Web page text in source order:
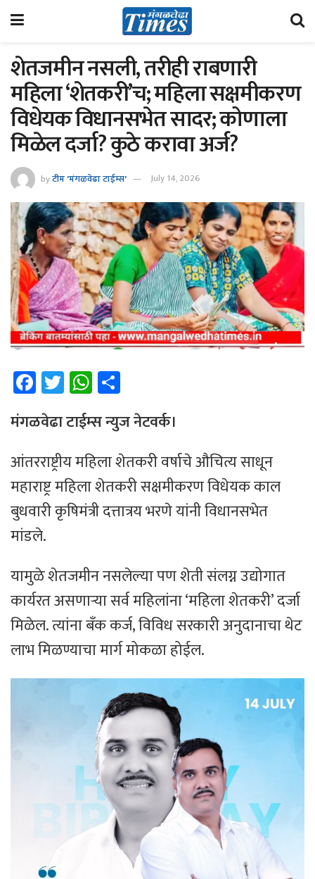
शेतजमीन नसली, तरीही राबणारी
महिला ‘शेतकरी’च; महिला सक्षमीकरण
विधेयक विधानसभेत सादर; कोणाला
मिळेल दर्जा? कुठे करावा अर्ज?
byटीम 'मंगळवेढा टाईम्स' July 14, 2026
Fa
ce
b
o
ok
T
wi
tt
er
W
h
at
sA
p
p
ar
e
मंगळवेढा टाईम्स न्युज नेटवर्क।
आंतरराष्ट्रीय महिला शेतकरी वर्षाचे औचित्य साधून
महाराष्ट्र महिला शेतकरी सक्षमीकरण विधेयक काल
बुधवारी कृषिमंत्री दत्तात्रय भरणे यांनी विधानसभेत
मांडले.
यामुळे शेतजमीन नसलेल्या पण शेती संलग्न उद्योगात
कार्यरत असणाऱ्या सर्व महिलांना ‘महिला शेतकरी’ दर्जा
मिळेल. त्यांना बँक कर्ज, विविध सरकारी अनुदानाचा थेट
लाभ मिळण्याचा मार्ग मोकळा होईल.